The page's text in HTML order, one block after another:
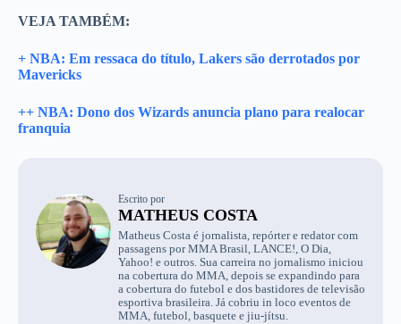
VEJA TAMBÉM:
+ NBA: Em ressaca do título, Lakers são derrotados por
Mavericks
++ NBA: Dono dos Wizards anuncia plano para realocar
franquia
Escrito por
MATHEUS COSTA
Matheus Costa é jornalista, repórter e redator com
passagens por MMA Brasil, LANCE!, O Dia,
Yahoo! e outros. Sua carreira no jornalismo iniciou
na cobertura do MMA, depois se expandindo para
a cobertura do futebol e dos bastidores de televisão
esportiva brasileira. Já cobriu in loco eventos de
MMA, futebol, basquete e jiu-jítsu.